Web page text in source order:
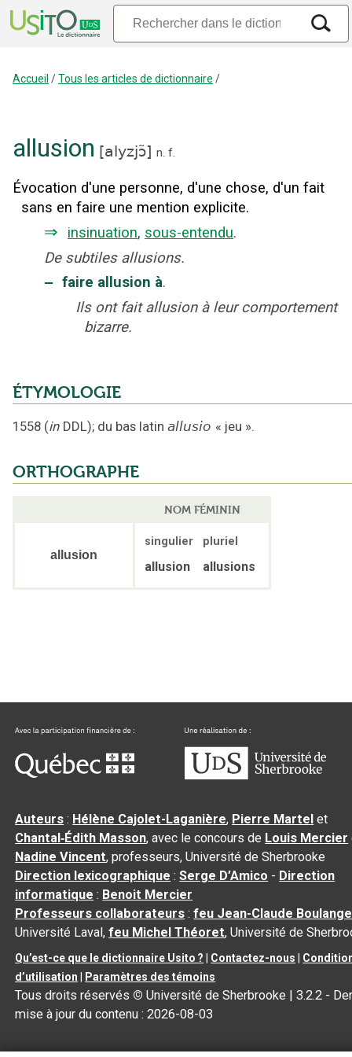
Accueil /Tous les articles de dictionnaire /
allusion [alyzjɔ̃] n. f.
Évocation d'une personne, d'une chose, d'un fait
sans en faire une mention explicite.
⇒ insinuation, sous-entendu.
De subtiles allusions.
‒ faire allusion à.
Ils ont fait allusion à leur comportement
bizarre.
ÉTYMOLOGIE
1558 (in DDL); du bas latin allusio « jeu ».
ORTHOGRAPHE
NOM FÉMININ
allusion
singulier pluriel
allusion allusions
Auteurs : Hélène Cajolet-Laganière, Pierre Martel et
Chantal‑Édith Masson, avec le concours de Louis Mercier
Nadine Vincent, professeurs, Université de Sherbrooke
Direction lexicographique :Serge D’Amico - Direction
informatique : Benoit Mercier
Professeurs collaborateurs :feu Jean-Claude
Université Laval,feu Michel Théoret, Université de
Qu’est-ce que le dictionnaire Usito ? Contactez-nous
d’utilisation
Paramètres des témoins
Tous droits réservés © Université de Sherbrooke |3.2.2 -
mise à jour du contenu :2026-08-03